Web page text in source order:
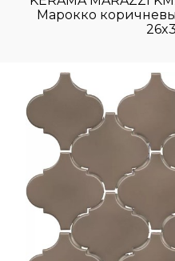
Марокко